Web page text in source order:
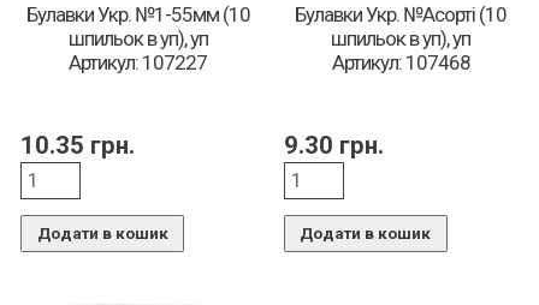
Булавки Укр. №1-55мм (10
шпильок в уп), уп
Артикул: 107227
10.35 грн.
Додати в кошик
Булавки Укр. №Асорті (10
шпильок в уп), уп
Артикул: 107468
9.30 грн.
Додати в кошик